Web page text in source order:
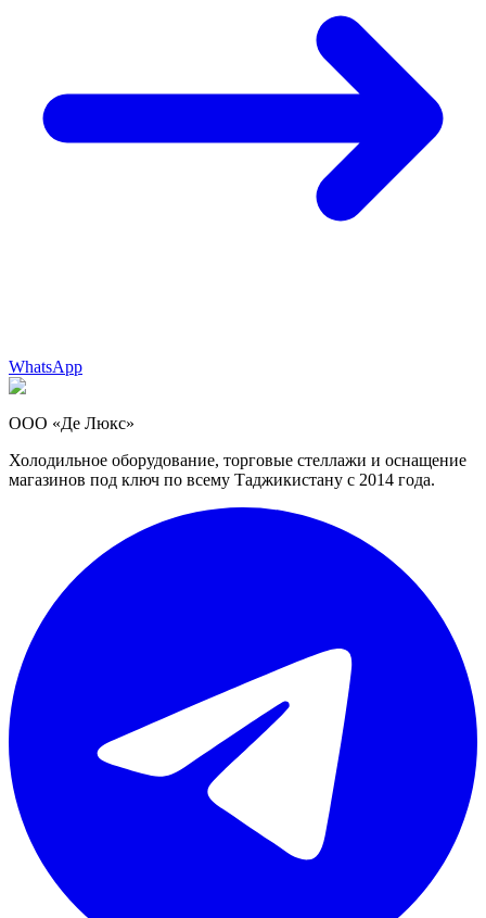
WhatsApp
ООО «Де Люкс»
Холодильное оборудование, торговые стеллажи и оснащение
магазинов под ключ по всему Таджикистану с 2014 года.